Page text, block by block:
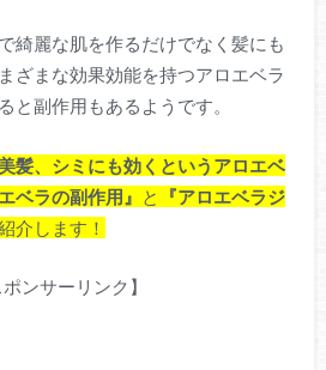
綺麗な肌を作るだけでなく髪にも
ざまな効果効能を持つアロエベラ
と副作用もあるようです。
美髪、シミにも効くというアロエベ
ベラの副作用』 と
『アロエベラジ
介します！
ポンサーリンク】